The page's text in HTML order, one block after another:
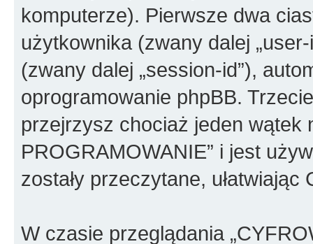
komputerze). Pierwsze dwa
użytkownika (zwany dalej
(zwany dalej „session-id”),
oprogramowanie phpBB.
przejrzysz chociaż jeden wątek
PROGRAMOWANIE” i jest
zostały przeczytane,
W czasie przeglądania